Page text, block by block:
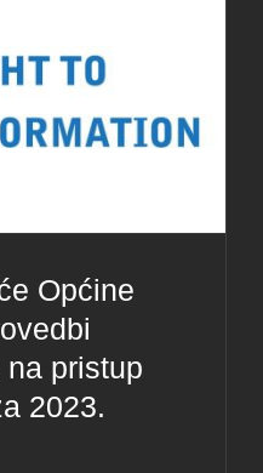
Općine
pristup
2023.